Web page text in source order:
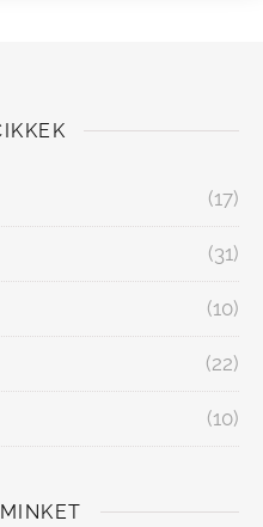
(17)
(31)
(10)
(22)
(10)